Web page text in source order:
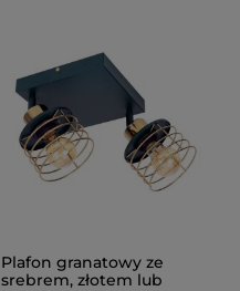
Plafon granatowy ze
srebrem, złotem lub